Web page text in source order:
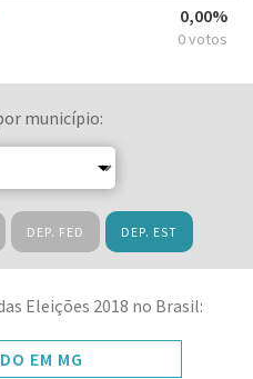
0,00%
0 votos
município:
DEP. FED DEP. EST
Eleições 2018 no Brasil:
EM MG